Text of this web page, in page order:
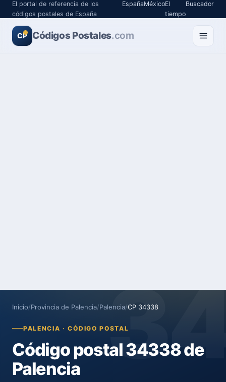
El portal de referencia de los
códigos postales de España
EspañaMéxicoEl
tiempo
Buscador
CP Códigos Postales.com
Inicio/Provincia de Palencia/Palencia/CP 34338
PALENCIA · CÓDIGO POSTAL
Código postal 34338 de
Palencia